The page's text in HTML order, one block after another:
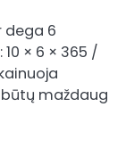
dega 6
× 6 × 365 /
maždaug